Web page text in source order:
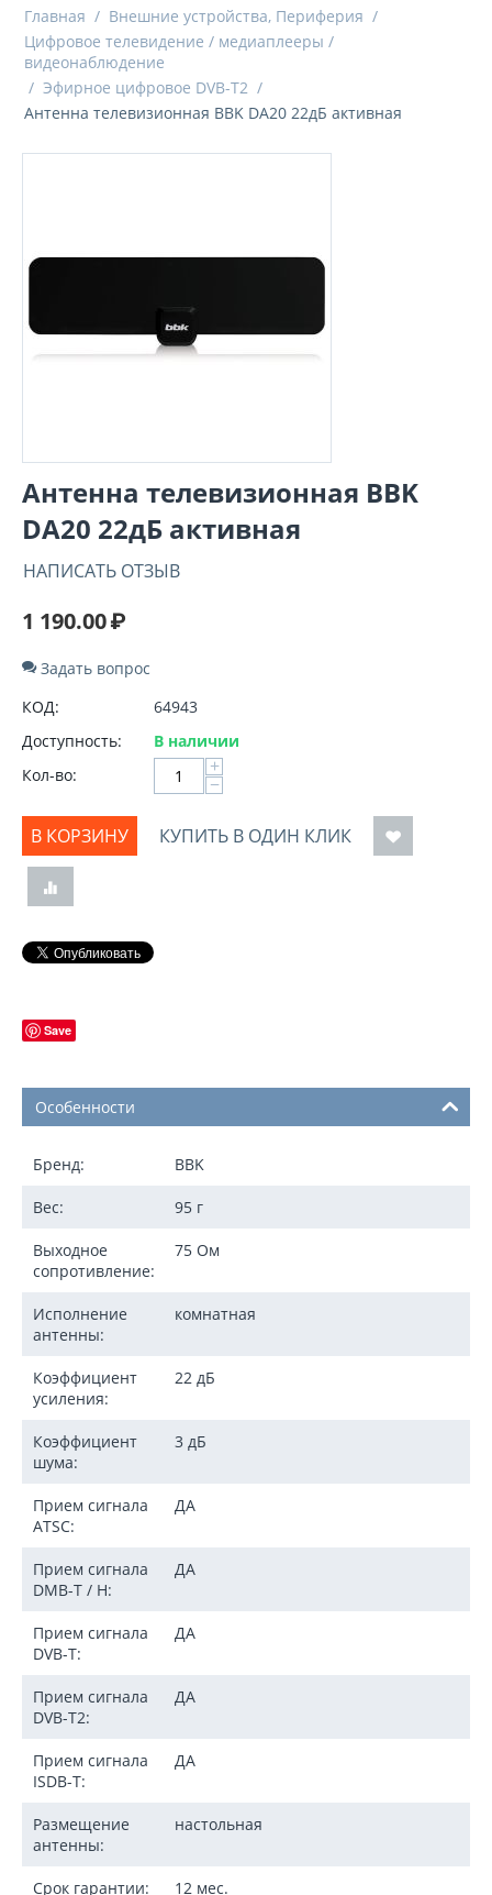
Главная / Внешние устройства, Периферия /
Цифровое телевидение / медиаплееры /
видеонаблюдение
/ Эфирное цифровое DVB-T2 /
Антенна телевизионная BBK DA20 22дБ активная
Антенна телевизионная BBK
DA20 22дБ активная
НАПИСАТЬ ОТЗЫВ
1 190.00₽
Задать вопрос
КОД:
64943
Доступность:
В наличии
Кол-во:
+
−
В КОРЗИНУ КУПИТЬ В ОДИН КЛИК
Save
Особенности
Бренд: BBK
Вес: 95 г
Выходное
сопротивление:
75 Ом
Исполнение
антенны:
комнатная
Коэффициент
усиления:
22 дБ
Коэффициент
шума:
3 дБ
Прием сигнала
ATSC:
ДА
Прием сигнала
DMB-T / H:
ДА
Прием сигнала
DVB-T:
ДА
Прием сигнала
DVB-T2:
ДА
Прием сигнала
ISDB-T:
ДА
Размещение
антенны:
настольная
Срок гарантии: 12 мес.